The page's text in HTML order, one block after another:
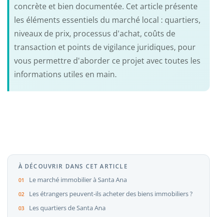
concrète et bien documentée. Cet article présente
les éléments essentiels du marché local : quartiers,
niveaux de prix, processus d'achat, coûts de
transaction et points de vigilance juridiques, pour
vous permettre d'aborder ce projet avec toutes les
informations utiles en main.
À DÉCOUVRIR DANS CET ARTICLE
Le marché immobilier à Santa Ana
Les étrangers peuvent-ils acheter des biens immobiliers ?
Les quartiers de Santa Ana